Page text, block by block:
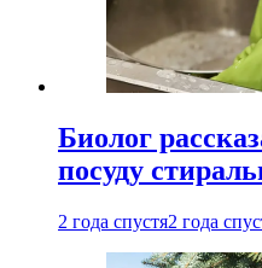
Биолог
посуду
2 года спустя2 года